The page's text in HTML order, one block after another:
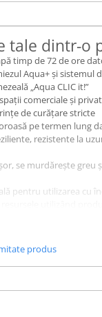
tale dintr-o
timp de 72 de ore
Aqua+ și sistemul
„Aqua CLIC it!”
comerciale și
de curățare stricte
pe termen lung
rezistente la
se murdărește greu
pentru utilizarea cu
din păduri
– 100% fără PVC și
Aqua+ –
private cu utilizare
protecție împotriva
rezistent la umezeală
produs